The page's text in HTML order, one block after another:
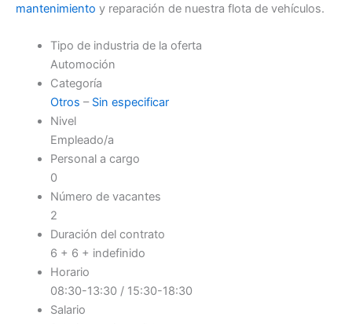
mantenimiento y reparación de nuestra flota de vehículos.
Tipo de industria de la oferta
Automoción
Categoría
Otros – Sin especificar
Nivel
Empleado/a
Personal a cargo
0
Número de vacantes
2
Duración del contrato
6 + 6 + indefinido
Horario
08:30-13:30 / 15:30-18:30
Salario